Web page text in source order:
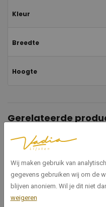
Kleur
Breedte
Hoogte
Gerelateerde
Wij maken gebruik van
gegevens gebruiken wij om de
blijven anoniem. Wil je dit niet
weigeren